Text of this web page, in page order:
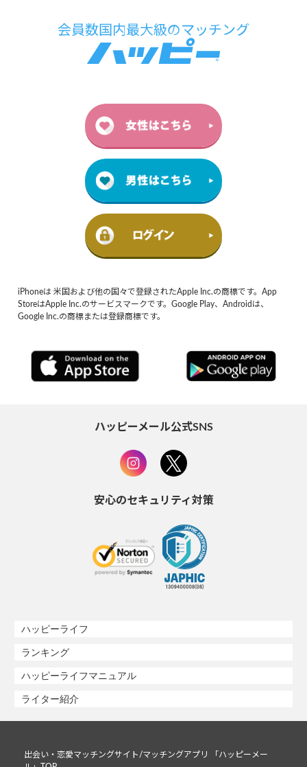
iPhoneは 米国および他の国々で登録されたApple Inc.の商標です。App
StoreはApple Inc.のサービスマークです。Google Play、Androidは、
Google Inc.の商標または登録商標です。
ハッピーメール公式SNS
安心のセキュリティ対策
ハッピーライフ
ランキング
ハッピーライフマニュアル
ライター紹介
出会い・恋愛マッチングサイト/マッチングアプリ 「ハッピーメー